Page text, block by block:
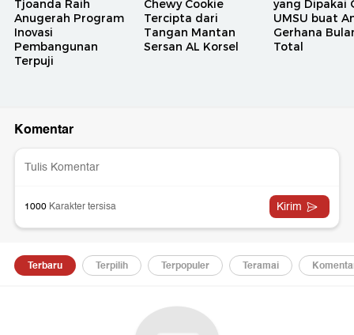
Tjoanda Raih
Anugerah Program
Inovasi
Pembangunan
Terpuji
Chewy Cookie
Tercipta dari
Tangan Mantan
Sersan AL Korsel
yang Dipakai
UMSU buat
Gerhana
Total